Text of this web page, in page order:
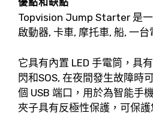
優點和缺點
Topvision Jump Starter 是
啟動器, 卡車, 摩托車, 船, 一台
它具有內置 LED 手電筒，具
閃和SOS, 在夜間發生故障時
個 USB 端口，用於為智能手
夾子具有反極性保護，可保